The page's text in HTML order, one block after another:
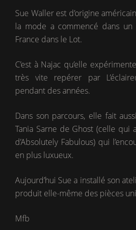
Sue Waller est d’origine
la mode a commencé dans
France dans le Lot.
C’est à Najac qu’elle
très vite repérer par
pendant des années.
Dans son parcours, elle fait
Tania Sarne de Ghost (celle qui
d’Absolutely Fabulous) qui
en plus luxueux.
Aujourd’hui Sue a installé son
produit elle-même des pièces
Mfb